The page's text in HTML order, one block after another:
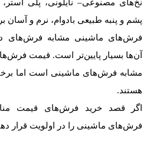
نخ‌های مصنوعی– نایلونی، پلی استر،
پشم و پنبه طبیعی بادوام، نرم و آسان
فرش‌های ماشینی مشابه فرش‌های
آن‌ها بسیار پایین‌تر است. قیمت
مشابه فرش‌های ماشینی است اما
هستند.
اگر قصد خرید فرش‌های قیمت
فرش‌های ماشینی را در اولویت قرار